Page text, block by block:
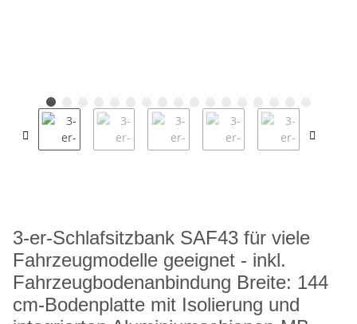
3-er-Schlafsitzbank SAF43 für viele
Fahrzeugmodelle geeignet - inkl.
Fahrzeugbodenanbindung Breite: 144
cm-Bodenplatte mit Isolierung und